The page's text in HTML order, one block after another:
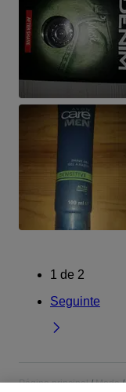
1 de 2
Seguinte
Página principal Moda